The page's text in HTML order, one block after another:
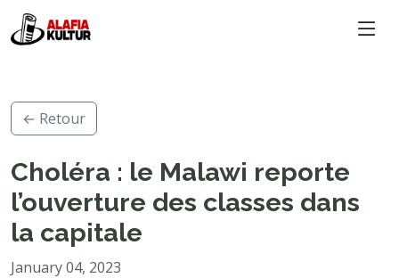
← Retour
Choléra : le Malawi reporte
l’ouverture des classes dans
la capitale
January 04, 2023